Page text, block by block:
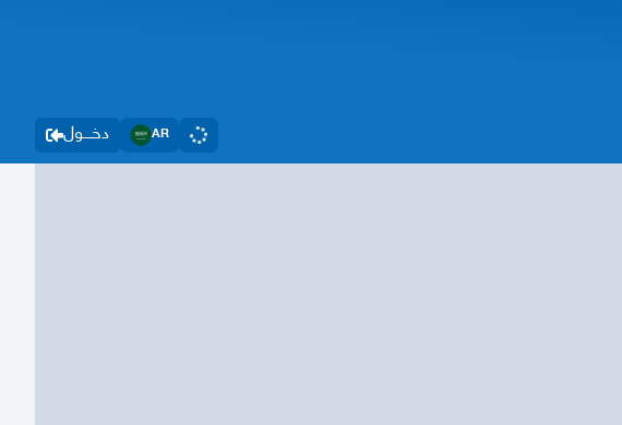
دخــــول AR